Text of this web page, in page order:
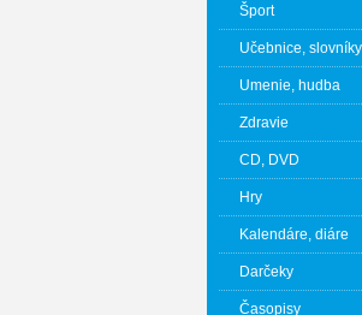
Šport
Učebnice, slovníky
Umenie, hudba
Zdravie
CD, DVD
Hry
Kalendáre, diáre
Darčeky
Časopisy